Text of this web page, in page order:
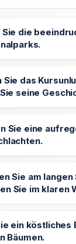
Sie die
Sie das
seine
Sie eine
Sie am langen
Sie im klaren
ein köstliches
Bäumen.